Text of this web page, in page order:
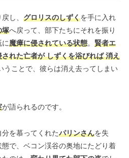
し、 グロリスのしずくを手に入れ
塚へ戻って、部下たちにそれを振り
に魔瘴に侵されている状態。 賢者エ
された亡者が しずくを浴びれば 消え
うことで、彼らは消え去ってしまい
が語られるのです。
分を慕ってくれたパリンさんを失
で、ベコン渓谷の奥地にたどり着